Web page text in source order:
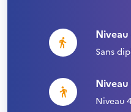
Sans
Niveau